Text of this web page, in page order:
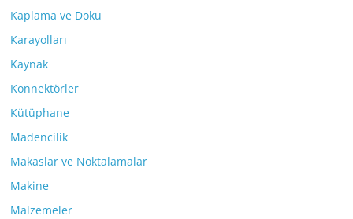
Kaplama ve Doku
Karayolları
Kaynak
Konnektörler
Kütüphane
Madencilik
Makaslar ve Noktalamalar
Makine
Malzemeler